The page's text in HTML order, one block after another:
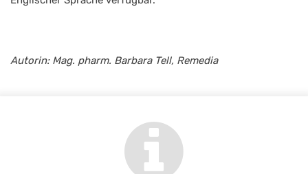
Autorin: Mag. pharm. Barbara Tell, Remedia